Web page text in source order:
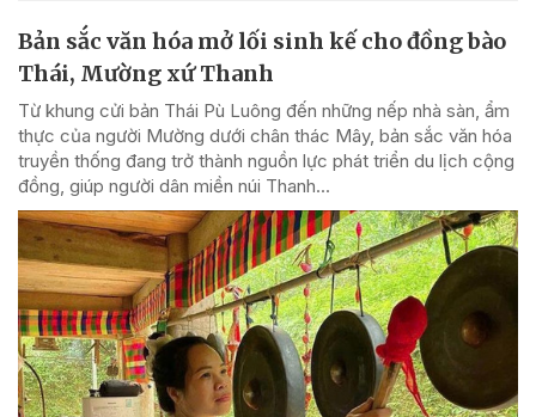
Bản sắc văn hóa mở lối sinh kế cho đồng bào
Thái, Mường xứ Thanh
Từ khung cửi bản Thái Pù Luông đến những nếp nhà sàn, ẩm
thực của người Mường dưới chân thác Mây, bản sắc văn hóa
truyền thống đang trở thành nguồn lực phát triển du lịch cộng
đồng, giúp người dân miền núi Thanh...